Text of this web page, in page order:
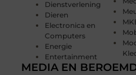
Dienstverlening
Dieren
Electronica en
Computers
Energie
Entertainment
MEDIA EN